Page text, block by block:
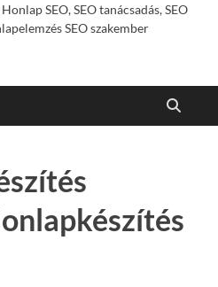
SEO, SEO tanácsadás, SEO
SEO szakember